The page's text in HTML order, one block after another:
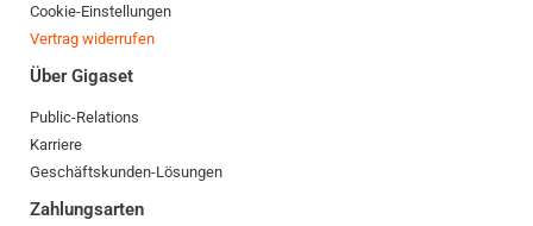
Cookie-Einstellungen
Vertrag widerrufen
Über Gigaset
Public-Relations
Karriere
Geschäftskunden-Lösungen
Zahlungsarten